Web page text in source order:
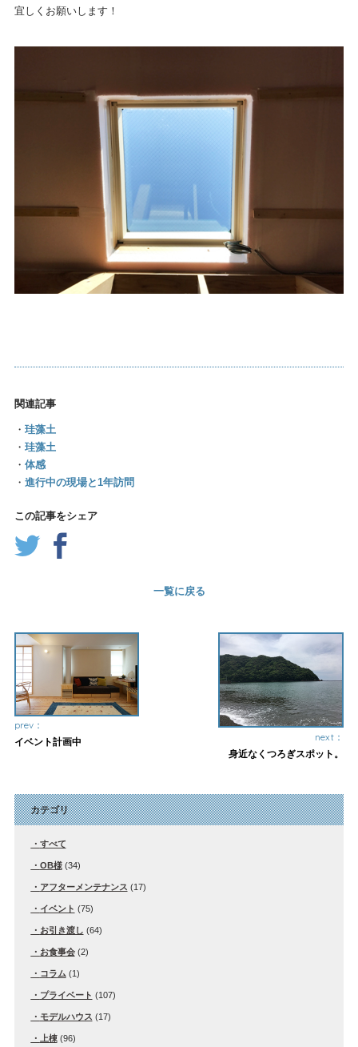
宜しくお願いします！
関連記事
・ 珪藻土
・ 珪藻土
・ 体感
・ 進行中の現場と1年訪問
この記事をシェア
一覧に戻る
prev：
イベント計画中 next：
身近なくつろぎスポット。
カテゴリ
すべて
OB様(34)
アフターメンテナンス (17)
イベント (75)
お引き渡し (64)
お食事会(2)
コラム (1)
プライベート (107)
モデルハウス (17)
上棟(96)